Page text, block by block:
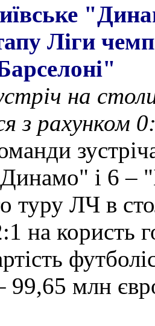
Ліги
на
з рахунком
і 6 –
туру ЛЧ в
на користь
млн